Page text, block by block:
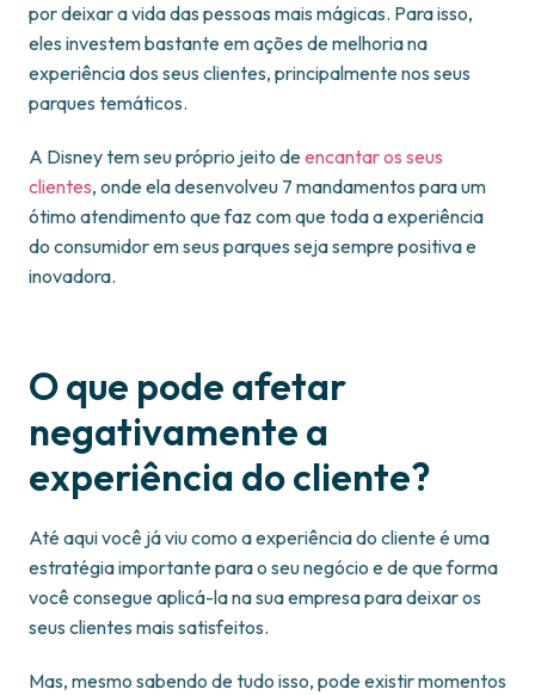
por deixar a vida das pessoas mais mágicas. Para isso,
eles investem bastante em ações de melhoria na
experiência dos seus clientes, principalmente nos seus
parques temáticos.
A Disney tem seu próprio jeito deencantar os seus
clientes, onde ela desenvolveu 7 mandamentos para um
ótimo atendimento que faz com que toda a experiência
do consumidor em seus parques seja sempre positiva e
inovadora.
O que pode afetar
negativamente a
experiência do cliente?
Até aqui você já viu como a experiência do cliente é uma
estratégia importante para o seu negócio e de que forma
você consegue aplicá-la na sua empresa para deixar os
seus clientes mais satisfeitos.
Mas, mesmo sabendo de tudo isso, pode existir momentos